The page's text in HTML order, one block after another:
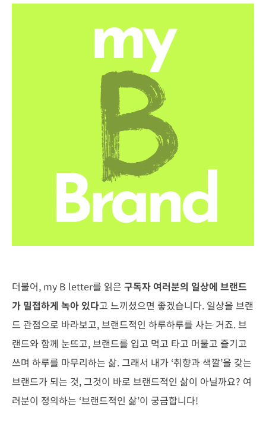
더불어, my B letter를 읽은 구독자 여러분의 일상에 브랜드
가 밀접하게 녹아 있다고 느끼셨으면 좋겠습니다. 일상을 브랜
드 관점으로 바라보고, 브랜드적인 하루하루를 사는 거죠. 브
랜드와 함께 눈뜨고, 브랜드를 입고 먹고 타고 머물고 즐기고
쓰며 하루를 마무리하는 삶. 그래서 내가 ‘취향과 색깔’을 갖는
브랜드가 되는 것, 그것이 바로 브랜드적인 삶이 아닐까요? 여
러분이 정의하는 ‘브랜드적인 삶’이 궁금합니다!